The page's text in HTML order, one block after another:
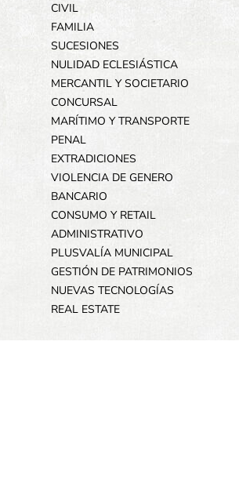
CIVIL
FAMILIA
SUCESIONES
NULIDAD ECLESIÁSTICA
MERCANTIL Y SOCIETARIO
CONCURSAL
MARÍTIMO Y TRANSPORTE
PENAL
EXTRADICIONES
VIOLENCIA DE GENERO
BANCARIO
CONSUMO Y RETAIL
ADMINISTRATIVO
PLUSVALÍA MUNICIPAL
GESTIÓN DE PATRIMONIOS
NUEVAS TECNOLOGÍAS
REAL ESTATE